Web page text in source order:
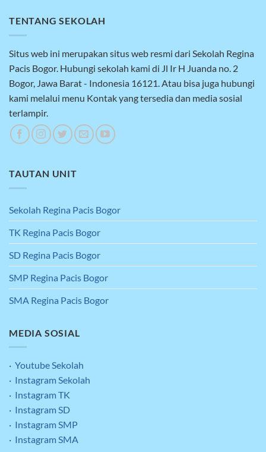
TENTANG SEKOLAH
Situs web ini merupakan situs web resmi dari Sekolah Regina
Pacis Bogor. Hubungi sekolah kami di Jl Ir H Juanda no. 2
Bogor, Jawa Barat - Indonesia 16121. Atau bisa juga hubungi
kami melalui menu Kontak yang tersedia dan media sosial
terlampir.
TAUTAN UNIT
Sekolah Regina Pacis Bogor
TK Regina Pacis Bogor
SD Regina Pacis Bogor
SMP Regina Pacis Bogor
SMA Regina Pacis Bogor
MEDIA SOSIAL
· Youtube Sekolah
· Instagram Sekolah
· Instagram TK
· Instagram SD
· Instagram SMP
· Instagram SMA